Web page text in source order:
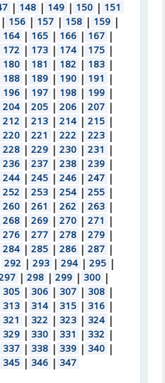
| 148 | 149 | 150 | 151
| 156 | 157 | 158 | 159 |
164 | 165 | 166 | 167 |
172 | 173 | 174 | 175 |
180 | 181 | 182 | 183 |
188 | 189 | 190 | 191 |
196 | 197 | 198 | 199 |
204 | 205 | 206 | 207 |
212 | 213 | 214 | 215 |
220 | 221 | 222 | 223 |
228 | 229 | 230 | 231 |
236 | 237 | 238 | 239 |
244 | 245 | 246 | 247 |
252 | 253 | 254 | 255 |
260 | 261 | 262 | 263 |
268 | 269 | 270 | 271 |
276 | 277 | 278 | 279 |
284 | 285 | 286 | 287 |
292 | 293 | 294 | 295 |
| 298 | 299 | 300 |
305 | 306 | 307 | 308 |
313 | 314 | 315 | 316 |
321 | 322 | 323 | 324 |
329 | 330 | 331 | 332 |
337 | 338 | 339 | 340 |
345 | 346 | 347